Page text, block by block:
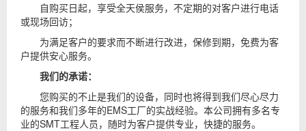
自购买日起，享受全天侯服务，不定期的对客户进行电话
或现场回访；
为满足客户的要求而不断进行改进，保修到期，免费为客
户提供安心服务。
我们的承诺：
您购买的不止是我们的设备，同时也将得到我们尽心尽力
的服务和我们多年的EMS工厂的实战经验。本公司拥有多名专
业的SMT工程人员，随时为客户提供专业，快捷的服务。